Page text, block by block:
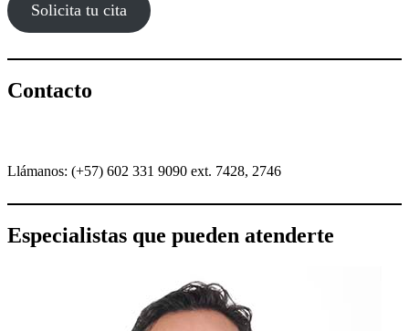
Solicita tu cita
Contacto
Llámanos: (+57) 602 331 9090 ext. 7428, 2746
Especialistas que pueden atenderte